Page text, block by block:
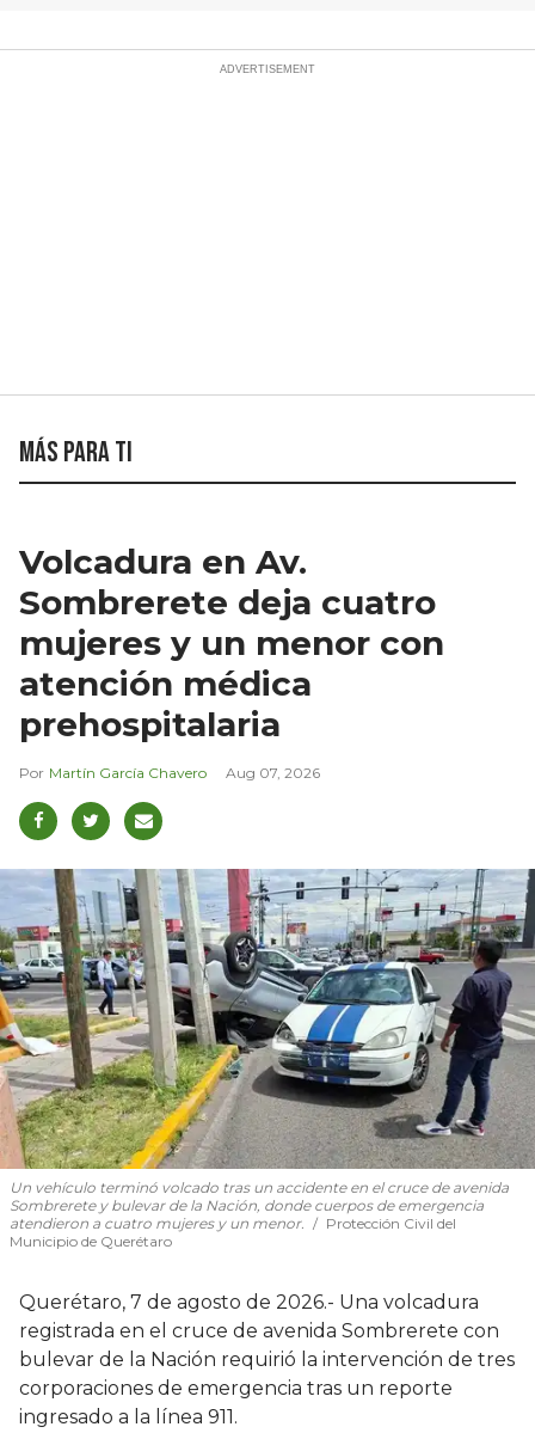
Más para ti
Volcadura en Av.
Sombrerete deja cuatro
mujeres y un menor con
atención médica
prehospitalaria
Martín García Chavero Aug 07, 2026
Un vehículo terminó volcado tras un accidente en el cruce de avenida
Sombrerete y bulevar de la Nación, donde cuerpos de emergencia
atendieron a cuatro mujeres y un menor.
Protección Civil del
Municipio de Querétaro
Querétaro, 7 de agosto de 2026.- Una volcadura
registrada en el cruce de avenida Sombrerete con
bulevar de la Nación requirió la intervención de tres
corporaciones de emergencia tras un reporte
ingresado a la línea 911.